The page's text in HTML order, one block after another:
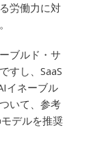
労働力に対
ブルド・サ
すし、SaaS
イネーブル
いて、参考
デルを推奨